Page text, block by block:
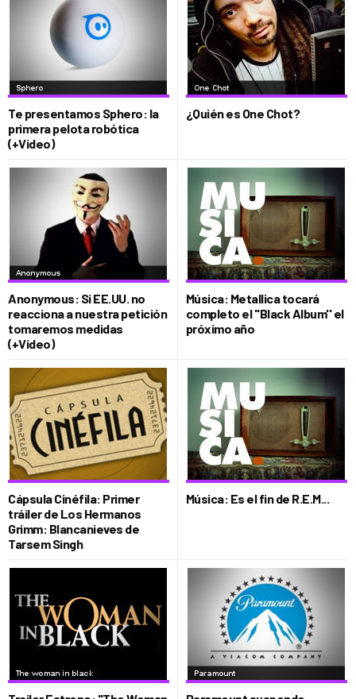
Te presentamos Sphero: la
primera pelota robótica
(+Video)
¿Quién es One Chot?
Anonymous: Si EE.UU. no
reacciona a nuestra petición
tomaremos medidas
(+Video)
Música: Metallica tocará
completo el ''Black Album'' el
próximo año
Cápsula Cinéfila: Primer
tráiler de Los Hermanos
Grimm: Blancanieves de
Tarsem Singh
Música: Es el fin de R.E.M...